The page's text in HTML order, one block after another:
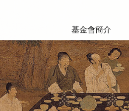
基金會簡介